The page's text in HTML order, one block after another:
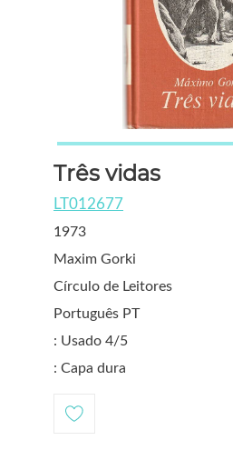
Três vidas
LT012677
1973
Maxim Gorki
Círculo de Leitores
Português PT
: Usado 4/5
: Capa dura